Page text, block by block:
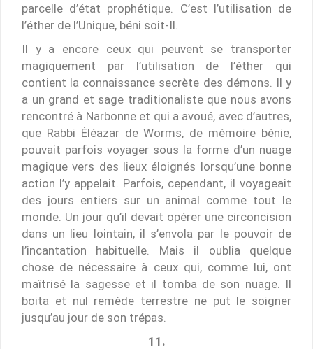
parcelle d’état prophétique. C’est l’utilisation de
l’éther de l’Unique, béni soit-Il.
Il y a encore ceux qui peuvent se transporter
magiquement par l’utilisation de l’éther qui
contient la connaissance secrète des démons. Il y
a un grand et sage traditionaliste que nous avons
rencontré à Narbonne et qui a avoué, avec d’autres,
que Rabbi Éléazar de Worms, de mémoire bénie,
pouvait parfois voyager sous la forme d’un nuage
magique vers des lieux éloignés lorsqu’une bonne
action l’y appelait. Parfois, cependant, il voyageait
des jours entiers sur un animal comme tout le
monde. Un jour qu’il devait opérer une circoncision
dans un lieu lointain, il s’envola par le pouvoir de
l’incantation habituelle. Mais il oublia quelque
chose de nécessaire à ceux qui, comme lui, ont
maîtrisé la sagesse et il tomba de son nuage. Il
boita et nul remède terrestre ne put le soigner
jusqu’au jour de son trépas.
11.